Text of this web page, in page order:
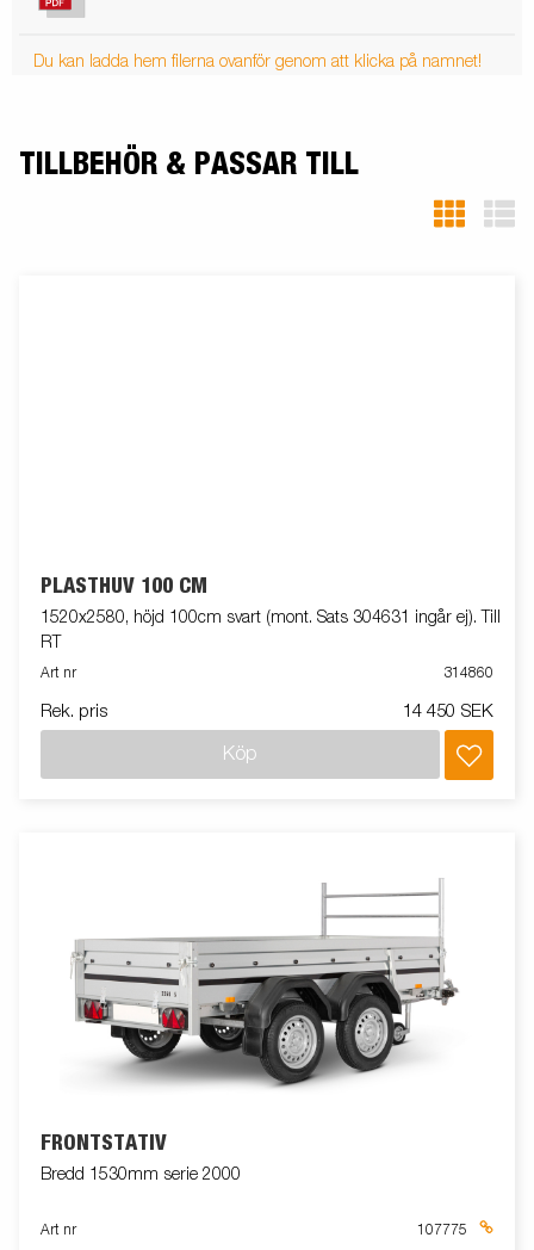
Du kan ladda hem filerna ovanför genom att klicka på namnet!
TILLBEHÖR & PASSAR TILL
PLASTHUV 100 CM
1520x2580, höjd 100cm svart (mont. Sats 304631 ingår ej). Till
RT
Art nr 314860
Rek. pris 14 450 SEK
Köp
FRONTSTATIV
Bredd 1530mm serie 2000
Art nr 107775